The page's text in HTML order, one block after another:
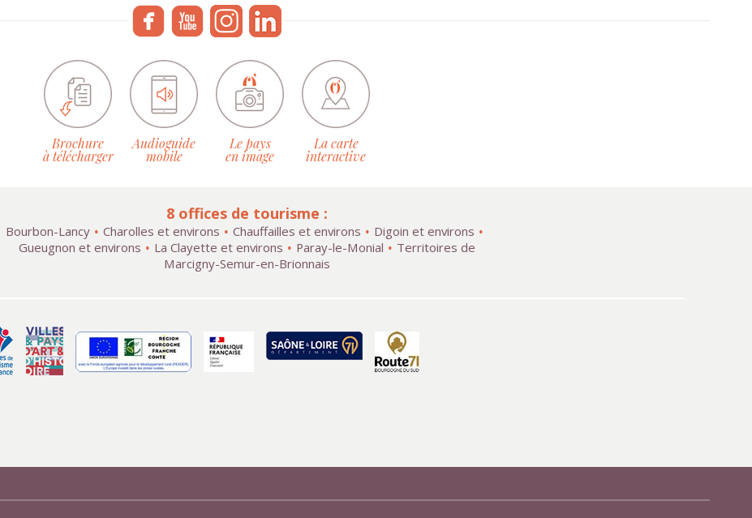
Brochure
à télécharger
Audioguide
mobile
Le pays
en image
La carte
interactive
8 offices de tourisme :
Bourbon-Lancy Charolles et environs Chauffailles et environs
Digoin et environs
Gueugnon et environs
La Clayette et environs Paray-le-Monial
Territoires de
Marcigny-Semur-en-Brionnais